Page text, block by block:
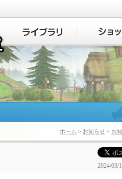
マビノギ
ホーム > お知らせ > お
2024/03/